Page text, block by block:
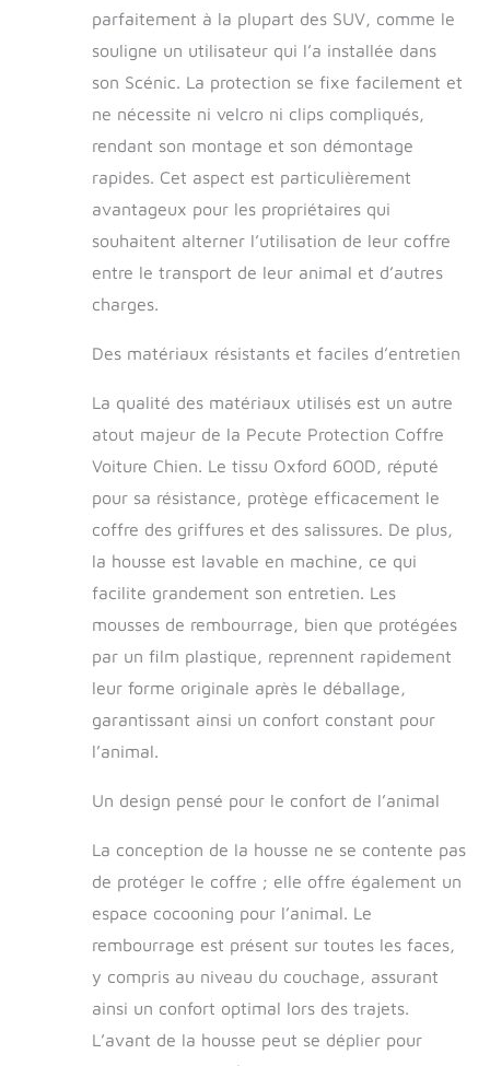
facile】 Pecute
housse protection
voiture chien adopte
une conception
simple, il suffit de le
mettre dans le
coffre de votre SUV,
d'ajuster la longueur
de la boucle à
pression et de
l'attacher au haut
de la banquette
【Multi-usage】
modèles SUV, vous
dans le coffre de
votre voiture pour
offrir un
conduite
confortable, que
vous voyagiez sur
distances ou que
vous alliez à l'hôpital
compagnie. lit pour
chien. 【Facile à
chiffon humide pour
enlever la saleté, les
autres impuretés de
la couverture pour
chien, et la housse
retirée pour le
lavage en machine.
parfaitement à la plupart des SUV, comme le
souligne un utilisateur qui l’a installée dans
son Scénic. La protection se fixe facilement et
ne nécessite ni velcro ni clips compliqués,
rendant son montage et son démontage
rapides. Cet aspect est particulièrement
avantageux pour les propriétaires qui
souhaitent alterner l’utilisation de leur coffre
entre le transport de leur animal et d’autres
charges.
Des matériaux résistants et faciles d’entretien
La qualité des matériaux utilisés est un autre
atout majeur de la Pecute Protection Coffre
Voiture Chien. Le tissu Oxford 600D, réputé
pour sa résistance, protège efficacement le
coffre des griffures et des salissures. De plus,
la housse est lavable en machine, ce qui
facilite grandement son entretien. Les
mousses de rembourrage, bien que protégées
par un film plastique, reprennent rapidement
leur forme originale après le déballage,
garantissant ainsi un confort constant pour
l’animal.
Un design pensé pour le confort de l’animal
La conception de la housse ne se contente pas
de protéger le coffre ; elle offre également un
espace cocooning pour l’animal. Le
rembourrage est présent sur toutes les faces,
y compris au niveau du couchage, assurant
ainsi un confort optimal lors des trajets.
L’avant de la housse peut se déplier pour